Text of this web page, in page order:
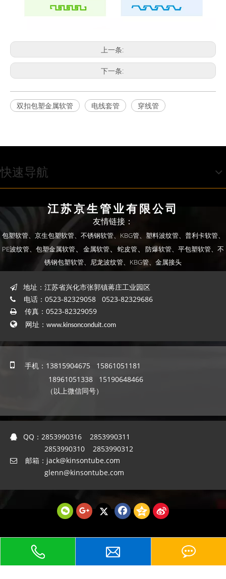
上一条:
下一条:
双扣包塑金属软管 电线套管 穿线管
快速导航
江苏京生管业有限公司
友情链接：
包塑软管、 京生包塑软管、 不锈钢软管、 KBG管、 塑料波纹管、 普利卡软管、
PE波纹管、 包塑金属软管、 金属软管、 蛇皮管、 防爆软管、平包塑软管、不
锈钢包塑软管、尼龙波纹管、KBG管、金属接头
 地址：江苏省兴化市张郭镇蒋庄工业园区
 电话：0523-82329058 0523-82329686
 传真：0523-82329059
 网址： www.kinsonconduit.com

手机：13815904675 15861051181
18961051338 15190648466
（以上微信同号）
 QQ： 2853990316 2853990311
2853990310 2853990312
 邮箱： jack@kinsontube.com
glenn@kinsontube.com
09031217号-6